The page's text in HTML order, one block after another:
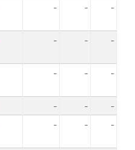
- - -
- - -
- - -
- -
-
- - -